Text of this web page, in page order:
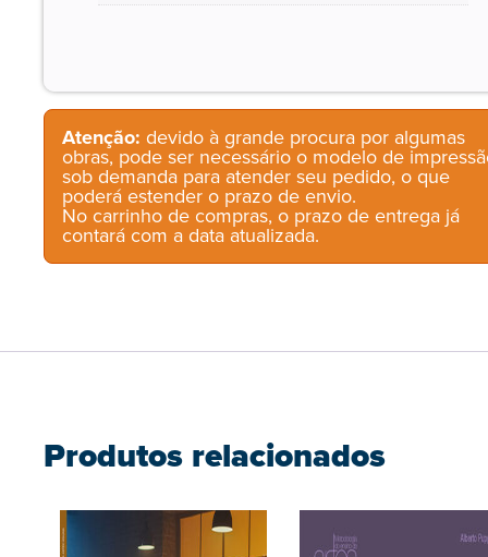
Atenção: devido à grande procura por algumas
obras, pode ser necessário o modelo de
sob demanda para atender seu pedido, o que
poderá estender o prazo de envio.
No carrinho de compras, o prazo de entrega já
contará com a data atualizada.
Produtos relacionados